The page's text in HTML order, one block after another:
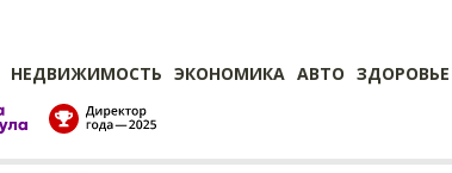
НЕДВИЖИМОСТЬ ЭКОНОМИКА АВТО ЗДОРОВЬЕ